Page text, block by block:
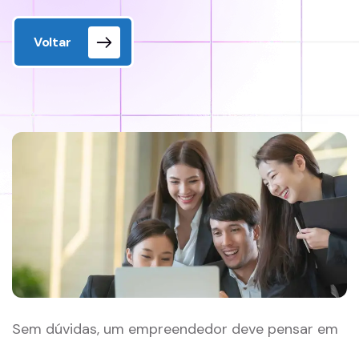
Voltar
Sem dúvidas, um empreendedor deve pensar em